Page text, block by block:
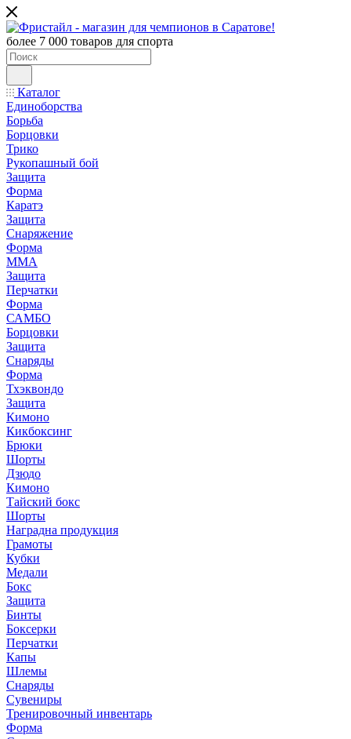
более 7 000 товаров для спорта
Каталог
Единоборства
Борьба
Борцовки
Трико
Рукопашный бой
Защита
Форма
Каратэ
Защита
Снаряжение
Форма
ММА
Защита
Перчатки
Форма
САМБО
Борцовки
Защита
Снаряды
Форма
Тхэквондо
Защита
Кимоно
Кикбоксинг
Брюки
Шорты
Дзюдо
Кимоно
Тайский бокс
Шорты
Наградна продукция
Грамоты
Кубки
Медали
Бокс
Защита
Бинты
Боксерки
Перчатки
Капы
Шлемы
Снаряды
Сувениры
Тренировочный инвентарь
Форма